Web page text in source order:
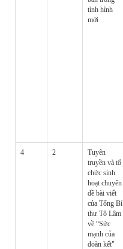
tình hình
mới
4 2
Tuyên
truyền và tổ
chức sinh
hoạt chuyên
đề bài viết
của Tổng Bí
thư Tô Lâm
về “Sức
mạnh của
đoàn kết"